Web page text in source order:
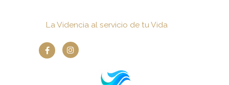
La Videncia al servicio de tu Vida